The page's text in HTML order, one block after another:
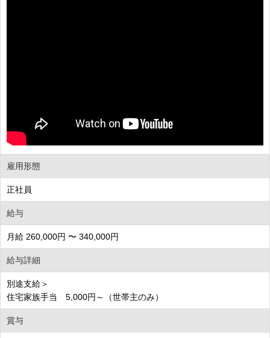
雇用形態
正社員
給与
月給 260,000円 〜 340,000円
給与詳細
別途支給＞
住宅家族手当 5,000円～（世帯主のみ）
賞与